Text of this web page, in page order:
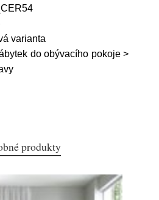
varianta
do obývacího pokoje >
produkty